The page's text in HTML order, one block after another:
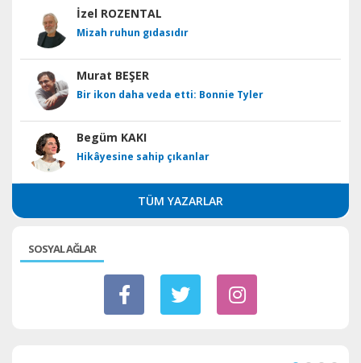
İzel ROZENTAL
Mizah ruhun gıdasıdır
Murat BEŞER
Bir ikon daha veda etti: Bonnie Tyler
Begüm KAKI
Hikâyesine sahip çıkanlar
TÜM YAZARLAR
SOSYAL AĞLAR